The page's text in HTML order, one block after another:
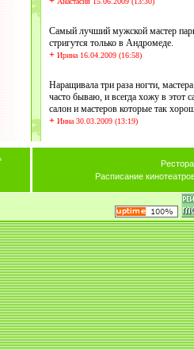
Самый лучший мужской мастер
стригутся только в Андромеде.
+ Ирина 16.04.2009 (16:58)
Наращивала три раза ногти,
часто бываю, и всегда хожу в этот
салон и мастеров которые так
+ Инна 30.03.2009 (13:19)
Расписание